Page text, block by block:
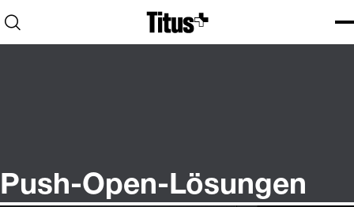
Home
Open search
Push-Open-Lösungen